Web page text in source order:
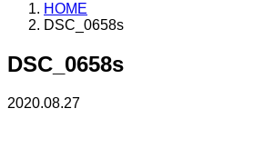
HOME
DSC_0658s
DSC_0658s
2020.08.27